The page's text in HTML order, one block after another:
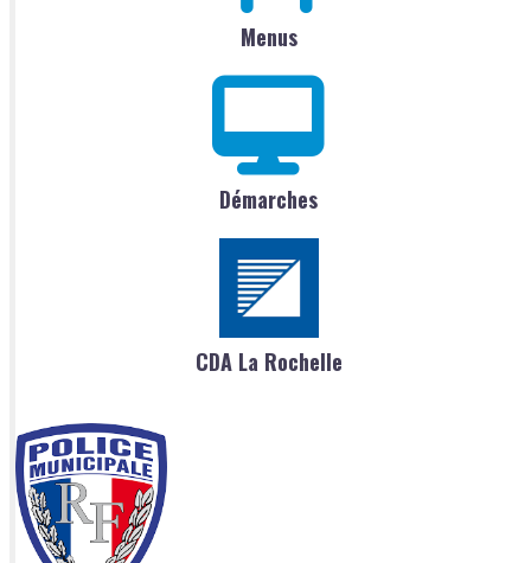
Menus
Démarches
CDA La Rochelle